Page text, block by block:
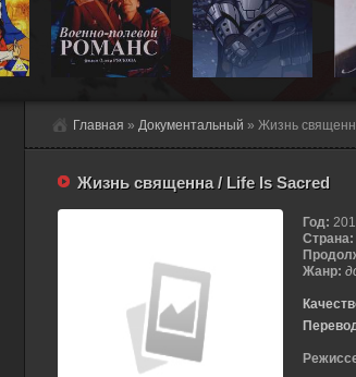
Главная » Документальный » Жизнь
Жизнь священна / Life Is Sacred
Год:
Страна:
Жанр: